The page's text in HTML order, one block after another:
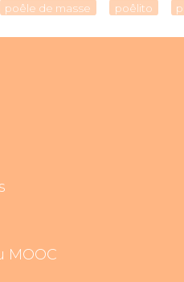
poêle de masse poêlito
MOOC